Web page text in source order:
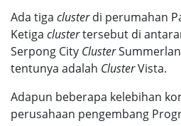
Ada tiga clusterdi perumahan
Ketiga clustertersebut di
Serpong City Cluster
tentunya adalah ClusterVista.
Adapun beberapa kelebihan
perusahaan pengembang